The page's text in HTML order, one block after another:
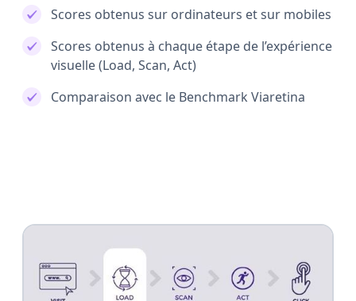
Scores obtenus sur ordinateurs et sur mobiles
Scores obtenus à chaque étape de l’expérience
visuelle (Load, Scan, Act)
Comparaison avec le Benchmark Viaretina